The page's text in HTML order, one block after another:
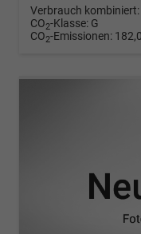
Verbrauch kombiniert:
CO2-Klasse: G
CO2-Emissionen: